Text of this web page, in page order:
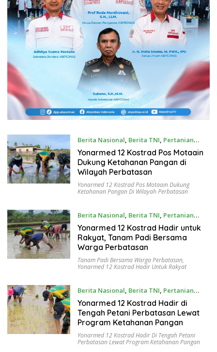
Berita Nasional, Berita TNI, Pertanian
January 27, 2026
Yonarmed 12 Kostrad Pos Motaain
Dukung Ketahanan Pangan di
Wilayah Perbatasan
Yonarmed 12 Kostrad Pos Motaain Dukung
Ketahanan Pangan Di Wilayah Perbatasan
Berita Nasional, Berita TNI, Pertanian
January 25, 2026
Yonarmed 12 Kostrad Hadir untuk
Rakyat, Tanam Padi Bersama
Warga Perbatasan
Tanam Padi Bersama Warga Perbatasan,
Yonarmed 12 Kostrad Hadir Untuk Rakyat
Berita Nasional, Berita TNI, Pertanian
January 21, 2026
Yonarmed 12 Kostrad Hadir di
Tengah Petani Perbatasan Lewat
Program Ketahanan Pangan
Yonarmed 12 Kostrad Hadir Di Tengah Petani
Perbatasan Lewat Program Ketahanan Pangan